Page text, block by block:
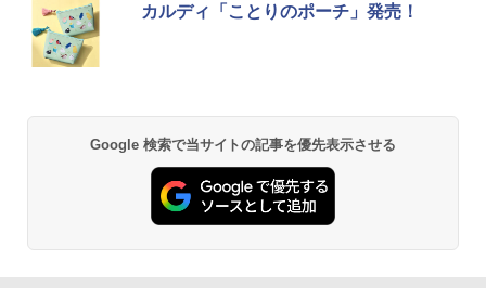
シャープ 過熱水蒸気 オーブンレンジ 23
￥29,192
【セット買い】[山善] スチームオーブン
カルディ「ことりのポーチ」発売！
Google 検索で当サイトの記事を優先表示させる